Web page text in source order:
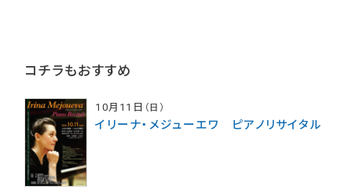
コチラもおすすめ
10月11日 （日）
イリーナ・メジューエワ ピアノリサイタル